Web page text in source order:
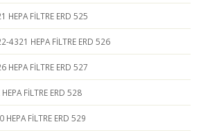
HEPA FİLTRE ERD 525
4321 HEPA FİLTRE ERD 526
HEPA FİLTRE ERD 527
FİLTRE ERD 528
FİLTRE ERD 529